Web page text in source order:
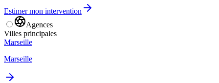
Estimer mon intervention
Agences
Villes principales
Marseille
Marseille